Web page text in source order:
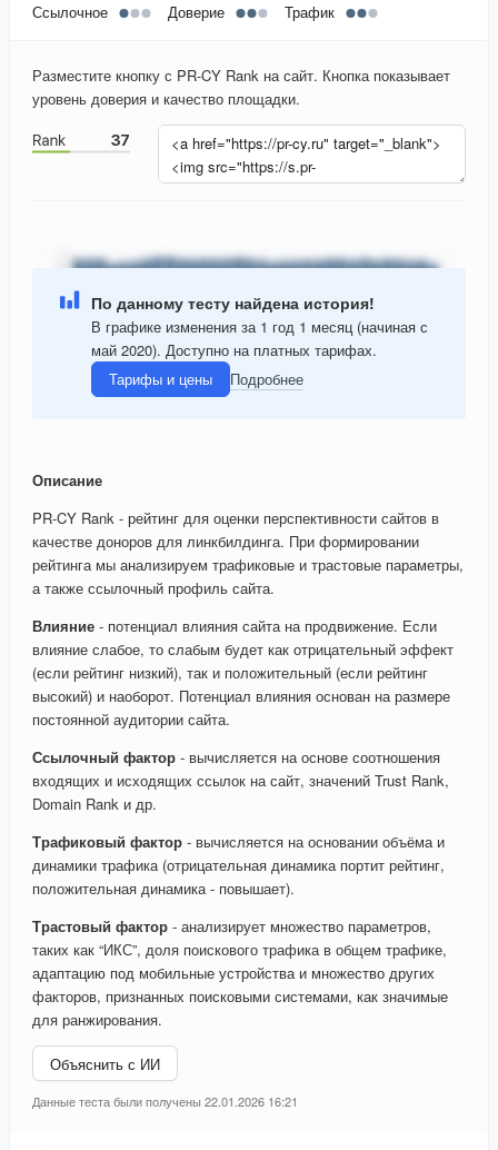
Ссылочное
Доверие Трафик
Разместите кнопку с PR-CY Rank на сайт. Кнопка показывает
уровень доверия и качество площадки.
По данному тесту найдена история!
В графике изменения за 1 год 1 месяц (начиная с
май 2020). Доступно на платных тарифах.
Тарифы и цены
Подробнее
Описание
PR-CY Rank - рейтинг для оценки перспективности сайтов в
качестве доноров для линкбилдинга. При формировании
рейтинга мы анализируем трафиковые и трастовые параметры,
а также ссылочный профиль сайта.
Влияние - потенциал влияния сайта на продвижение. Если
влияние слабое, то слабым будет как отрицательный эффект
(если рейтинг низкий), так и положительный (если рейтинг
высокий) и наоборот. Потенциал влияния основан на размере
постоянной аудитории сайта.
Ссылочный фактор - вычисляется на основе соотношения
входящих и исходящих ссылок на сайт, значений Trust Rank,
Domain Rank и др.
Трафиковый фактор - вычисляется на основании объёма и
динамики трафика (отрицательная динамика портит рейтинг,
положительная динамика - повышает).
Трастовый фактор - анализирует множество параметров,
таких как “ИКС”, доля поискового трафика в общем трафике,
адаптацию под мобильные устройства и множество других
факторов, признанных поисковыми системами, как значимые
для ранжирования.
Объяснить с ИИ
Данные теста были получены 22.01.2026 16:21